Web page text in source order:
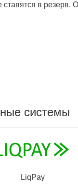
в резерв.
системы
LiqPay